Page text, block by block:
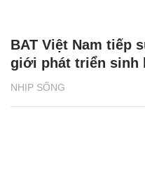
NHỊP SỐNG
BAT Việt Nam tiếp
giới phát triển sinh